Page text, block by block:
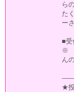
ら
た
ー
■受
※
ん
★投